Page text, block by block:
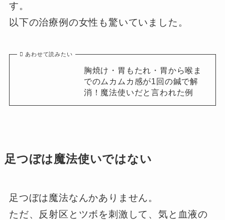
す。
以下の治療例の女性も驚いていました。
あわせて読みたい
胸焼け・胃もたれ・胃から喉ま
でのムカムカ感が1回の鍼で解
消！魔法使いだと言われた例
足つぼは魔法使いではない
足つぼは魔法なんかありません。
ただ、反射区とツボを刺激して、気と血液の